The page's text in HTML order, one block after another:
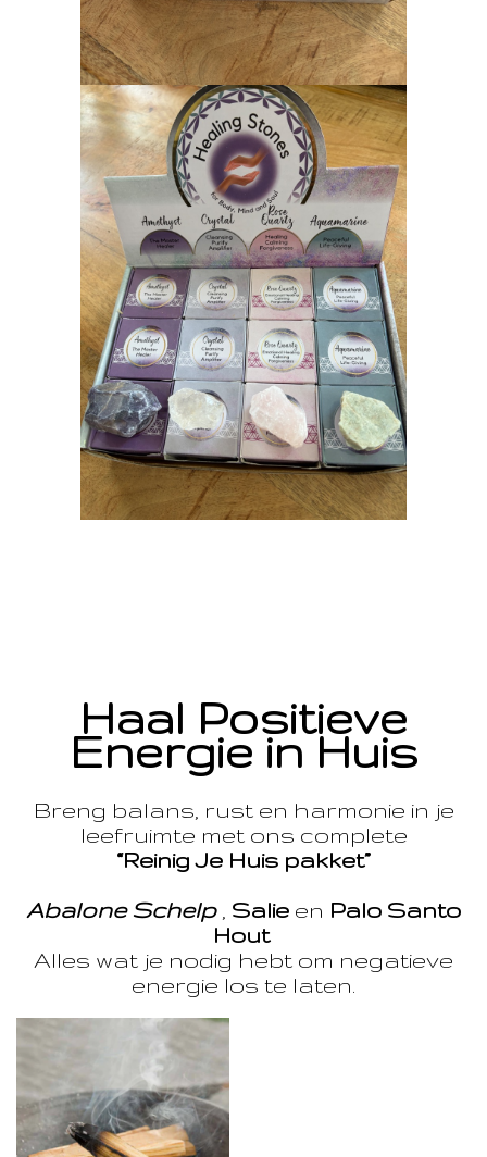
Haal Positieve
Energie in Huis
Breng balans, rust en harmonie in je
leefruimte met ons complete
“Reinig Je Huis pakket”
Abalone Schelp, Salie en Palo Santo
Hout
Alles wat je nodig hebt om negatieve
energie los te laten.